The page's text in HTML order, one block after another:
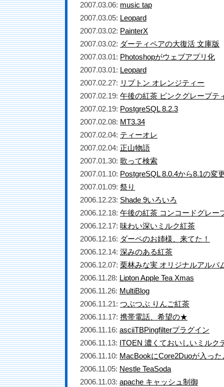
2007.03.06: music tap
2007.03.05: Leopard
2007.03.02: PainterX
2007.03.02: ダーティペアの大復活 文庫版
2007.03.01: Photoshopがウェブアプリ化
2007.03.01: Leopard
2007.02.27: リプトン オレンジティー
2007.02.19: 午後の紅茶 ピンクグレープテ
2007.02.19: PostgreSQL 8.2.3
2007.02.08: MT3.34
2007.02.04: ティーオレ
2007.02.04: 正山物語
2007.01.30: 歌って検索
2007.01.10: PostgreSQL 8.0.4から8.1の変
2007.01.09: 祭り
2006.12.23: Shade 9いろいろ
2006.12.18: 午後の紅茶 コンコードグレー
2006.12.17: 味わい深いミルク紅茶
2006.12.16: ダーペのお姉様、来てた！
2006.12.14: 深みのある紅茶
2006.12.07: 栗林みな実 オリジナルアルバ
2006.11.28: Lipton Apple Tea Xmas
2006.11.26: MultiBlog
2006.11.21: つぶつぶ りんご紅茶
2006.11.17: 携帯電話、希望の★
2006.11.16: asciiTBPingfilterプラグイン
2006.11.13: ITOEN 濃くておいしいミルク
2006.11.10: MacBookにCore2Duoが入った
2006.11.05: Nestle TeaSoda
2006.11.03: apache キャッシュ制御